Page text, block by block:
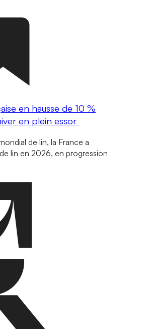
en hausse de 10 %
en plein essor
de lin, la France a
lin en 2026, en progression